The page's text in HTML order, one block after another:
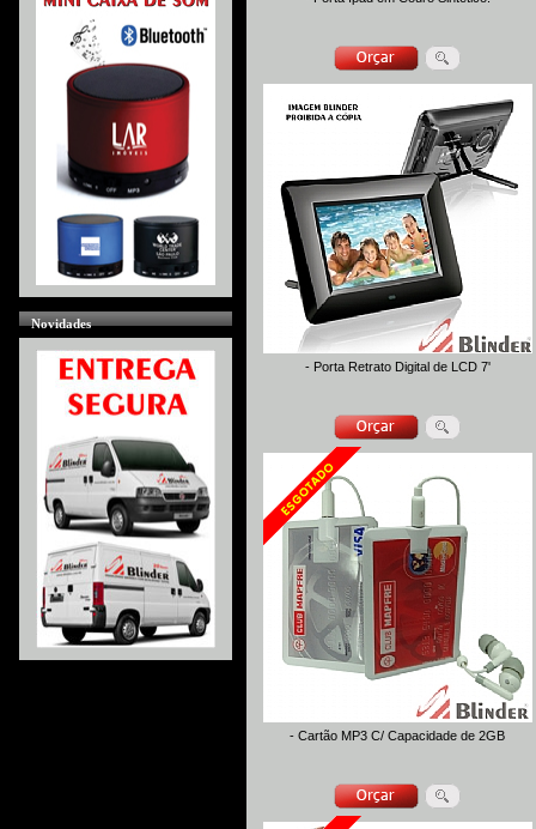
Novidades
- Porta Retrato Digital de LCD 7'
- Cartão MP3 C/ Capacidade de 2GB